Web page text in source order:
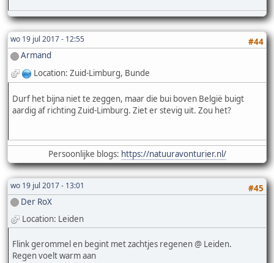
wo 19 jul 2017 - 12:55
#44
Armand
Location: Zuid-Limburg, Bunde
Durf het bijna niet te zeggen, maar die bui boven België buigt
aardig af richting Zuid-Limburg. Ziet er stevig uit. Zou het?
Persoonlijke blogs: https://natuuravonturier.nl/
wo 19 jul 2017 - 13:01
#45
Der RoX
Location: Leiden
Flink gerommel en begint met zachtjes regenen @ Leiden.
Regen voelt warm aan